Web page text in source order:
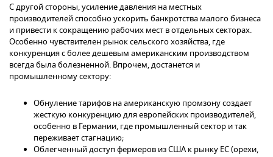
С другой стороны, усиление давления на местных
производителей способно ускорить банкротства малого бизнеса
и привести к сокращению рабочих мест в отдельных секторах.
Особенно чувствителен рынок сельского хозяйства, где
конкуренция с более дешевым американским производством
всегда была болезненной. Впрочем, достанется и
промышленному сектору:
Обнуление тарифов на американскую промзону создает
жесткую конкуренцию для европейских производителей,
особенно в Германии, где промышленный сектор и так
переживает стагнацию;
Облегченный доступ фермеров из США к рынку ЕС (орехи,